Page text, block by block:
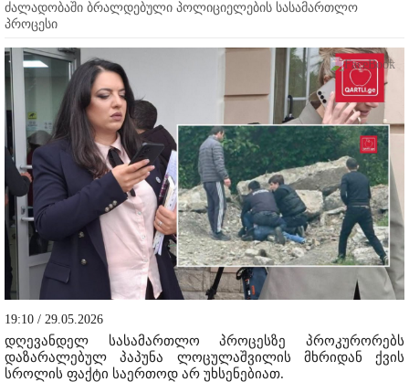
ძალადობაში ბრალდებული პოლიციელების სასამართლო
პროცესი
19:10 / 29.05.2026
დღევანდელ სასამართლო პროცესზე პროკურორებს
დაზარალებულ პაპუნა ლოცულაშვილის მხრიდან ქვის
სროლის ფაქტი საერთოდ არ უხსენებიათ.